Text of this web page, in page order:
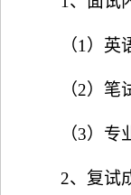
（1 ）英
（2）笔
（3）专
2、复试